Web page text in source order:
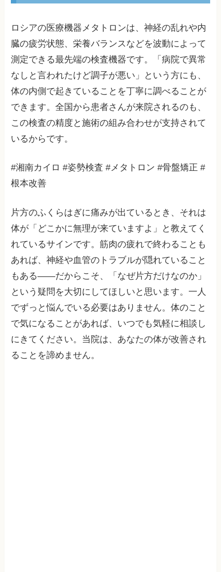
ロシアの医療機器メタトロンは、神経の乱れや内
臓の疲労状態、栄養バランスなどを波動によって
測定できる最先端の検査機器です。「病院で異常
なしと言われたけど調子が悪い」という方にも、
体の内側で起きていることを丁寧に調べることが
できます。全国から患者さんが来院されるのも、
この検査の精度と施術の組み合わせが支持されて
いるからです。
#湘南カイロ #姿勢検査 #メタトロン #骨盤矯正 #
根本改善
片方のふくらはぎに痛みが出ているとき、それは
体が「どこかに無理が来ていますよ」と教えてく
れているサインです。筋肉の疲れで終わることも
あれば、神経や血管のトラブルが隠れていること
もある——だからこそ、「なぜ片方だけなのか」
という疑問を大切にしてほしいと思います。一人
でずっと悩んでいる必要はありません。体のこと
で気になることがあれば、いつでも気軽に相談し
にきてください。当院は、あなたの体が改善され
ることを諦めません。